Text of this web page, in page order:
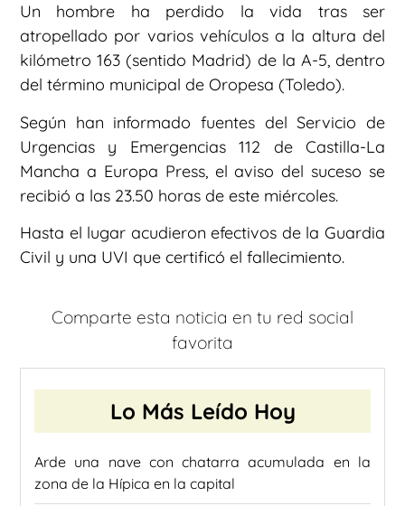
Un hombre ha perdido la vida tras ser
atropellado por varios vehículos a la altura del
kilómetro 163 (sentido Madrid) de la A-5, dentro
del término municipal de Oropesa (Toledo).
Según han informado fuentes del Servicio de
Urgencias y Emergencias 112 de Castilla-La
Mancha a Europa Press, el aviso del suceso se
recibió a las 23.50 horas de este miércoles.
Hasta el lugar acudieron efectivos de la Guardia
Civil y una UVI que certificó el fallecimiento.
Comparte esta noticia en tu red social
favorita
Lo Más Leído Hoy
Arde una nave con chatarra acumulada en la
zona de la Hípica en la capital